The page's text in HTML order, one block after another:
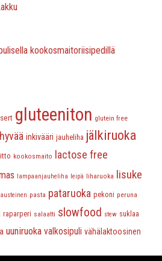
kookosmaitoriisipedillä
gluteeniton glutein free
inkivääri jauheliha jälkiruoka
kookosmaito lactose free
lampaanjauheliha leipä liharuoka lisuke
pasta pataruoka pekoni peruna
raparperi salaatti slowfood stew suklaa
uuniruoka valkosipuli vähälaktoosinen